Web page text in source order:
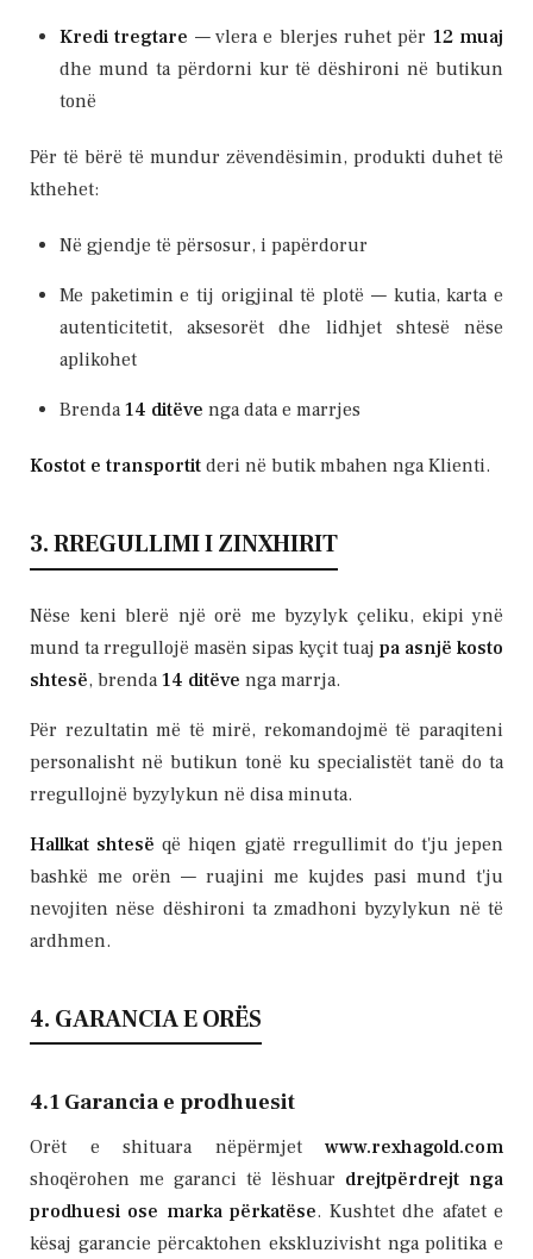
Kredi tregtare — vlera e blerjes ruhet për 12 muaj
dhe mund ta përdorni kur të dëshironi në butikun
tonë
Për të bërë të mundur zëvendësimin, produkti duhet të
kthehet:
Në gjendje të përsosur, i papërdorur
Me paketimin e tij origjinal të plotë — kutia, karta e
autenticitetit, aksesorët dhe lidhjet shtesë nëse
aplikohet
Brenda 14 ditëve nga data e marrjes
Kostot e transportit deri në butik mbahen nga Klienti.
3. RREGULLIMI I ZINXHIRIT
Nëse keni blerë një orë me byzylyk çeliku, ekipi ynë
mund ta rregullojë masën sipas kyçit tuaj pa asnjë kosto
shtesë, brenda 14 ditëve nga marrja.
Për rezultatin më të mirë, rekomandojmë të paraqiteni
personalisht në butikun tonë ku specialistët tanë do ta
rregullojnë byzylykun në disa minuta.
Hallkat shtesë që hiqen gjatë rregullimit do t'ju jepen
bashkë me orën — ruajini me kujdes pasi mund t'ju
nevojiten nëse dëshironi ta zmadhoni byzylykun në të
ardhmen.
4. GARANCIA E ORËS
4.1 Garancia e prodhuesit
Orët e shituara nëpërmjet www.rexhagold.com
shoqërohen me garanci të lëshuar drejtpërdrejt nga
prodhuesi ose marka përkatëse. Kushtet dhe afatet e
kësaj garancie përcaktohen ekskluzivisht nga politika e